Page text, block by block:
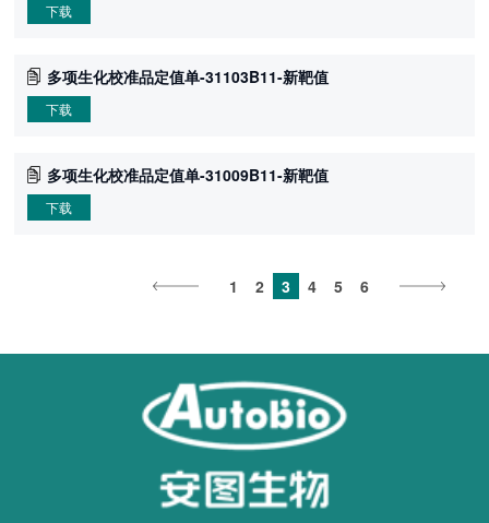
下载
多项生化校准品定值单-31103B11-新靶值
下载
多项生化校准品定值单-31009B11-新靶值
下载
1 2 3 4 5 6